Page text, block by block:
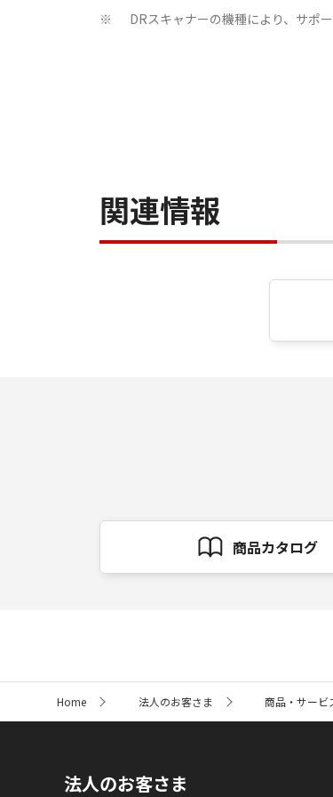
※ DRスキャナーの機種により、サポ
関連情報
商品カタログ
ト
Home 法人のお客さま 商品・サービ
法人のお客さま